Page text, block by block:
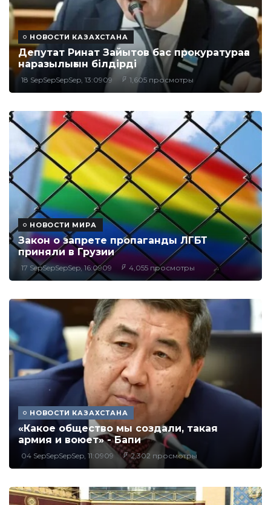
НОВОСТИ КАЗАХСТАНА
Депутат Ринат Зайытов бас прокуратураға
наразылығын білдірді
18 SepSepSepSep, 13:0909 1,605 просмотры
НОВОСТИ МИРА
Закон о запрете пропаганды ЛГБТ
приняли в Грузии
17 SepSepSepSep, 16:0909 4,055 просмотры
НОВОСТИ КАЗАХСТАНА
«Какое общество мы создали, такая
армия и воюет» - Бапи
04 SepSepSepSep, 11:0909 2,302 просмотры